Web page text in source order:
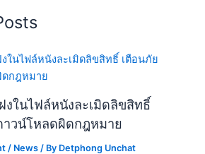
งในไฟล์หนังละเมิดลิขสิทธิ์
าวน์โหลดผิดกฎหมาย
/ News / By Detphong Unchat